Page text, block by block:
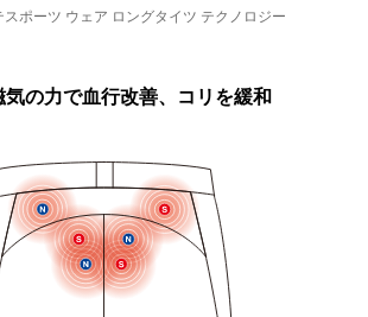
スポーツ ウェア ロングタイツ テクノロジー
気の力で血行改善、コリを緩和